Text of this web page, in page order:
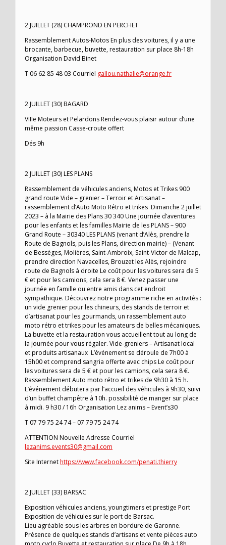
2 JUILLET (28) CHAMPROND EN PERCHET
Rassemblement Autos-Motos En plus des voitures, il y a une
brocante, barbecue, buvette, restauration sur place 8h-18h
Organisation David Binet
T 06 62 85 48 03 Courriel gallou.nathalie@orange.fr
2 JUILLET (30) BAGARD
VIIIe Moteurs et Pelardons Rendez-vous plaisir autour d’une
même passion Casse-croute offert
Dés 9h
2 JUILLET (30) LES PLANS
Rassemblement de véhicules anciens, Motos et Trikes 900
grand route Vide – grenier – Terroir et Artisanat –
rassemblement d’Auto Moto Rétro et trikes Dimanche 2 juillet
2023 – à la Mairie des Plans 30 340 Une journée d’aventures
pour les enfants et les familles Mairie de les PLANS – 900
Grand Route – 30340 LES PLANS (venant d’Alès, prendre la
Route de Bagnols, puis les Plans, direction mairie) – (Venant
de Bessèges, Molières, Saint-Ambroix, Saint-Victor de Malcap,
prendre direction Navacelles, Brouzet les Alès, rejoindre
route de Bagnols à droite Le coût pour les voitures sera de 5
€ et pour les camions, cela sera 8 €. Venez passer une
journée en famille ou entre amis dans cet endroit
sympathique. Découvrez notre programme riche en activités :
un vide grenier pour les chineurs, des stands de terroir et
d’artisanat pour les gourmands, un rassemblement auto
moto rétro et trikes pour les amateurs de belles mécaniques.
La buvette et la restauration vous accueillent tout au long de
la journée pour vous régaler. Vide-greniers – Artisanat local
et produits artisanaux L’événement se déroule de 7h00 à
15h00 et comprend sangria offerte avec chips Le coût pour
les voitures sera de 5 € et pour les camions, cela sera 8 €.
Rassemblement Auto moto rétro et trikes de 9h30 à 15 h.
L’événement débutera par l’accueil des véhicules à 9h30, suivi
d’un buffet champêtre à 10h. possibilité de manger sur place
à midi. 9 h30 / 16h Organisation Lez anims – Event’s30
T 07 79 75 24 74 – 07 79 75 24 74
ATTENTION Nouvelle Adresse Courriel
lezanims.events30@gmail.com
Site Internethttps://www.facebook.com/penati.thierry
2 JUILLET (33) BARSAC
Exposition véhicules anciens, youngtimers et prestige Port
Exposition de véhicules sur le port de Barsac.
Lieu agréable sous les arbres en bordure de Garonne.
Présence de quelques stands d’artisans et vente pièces auto